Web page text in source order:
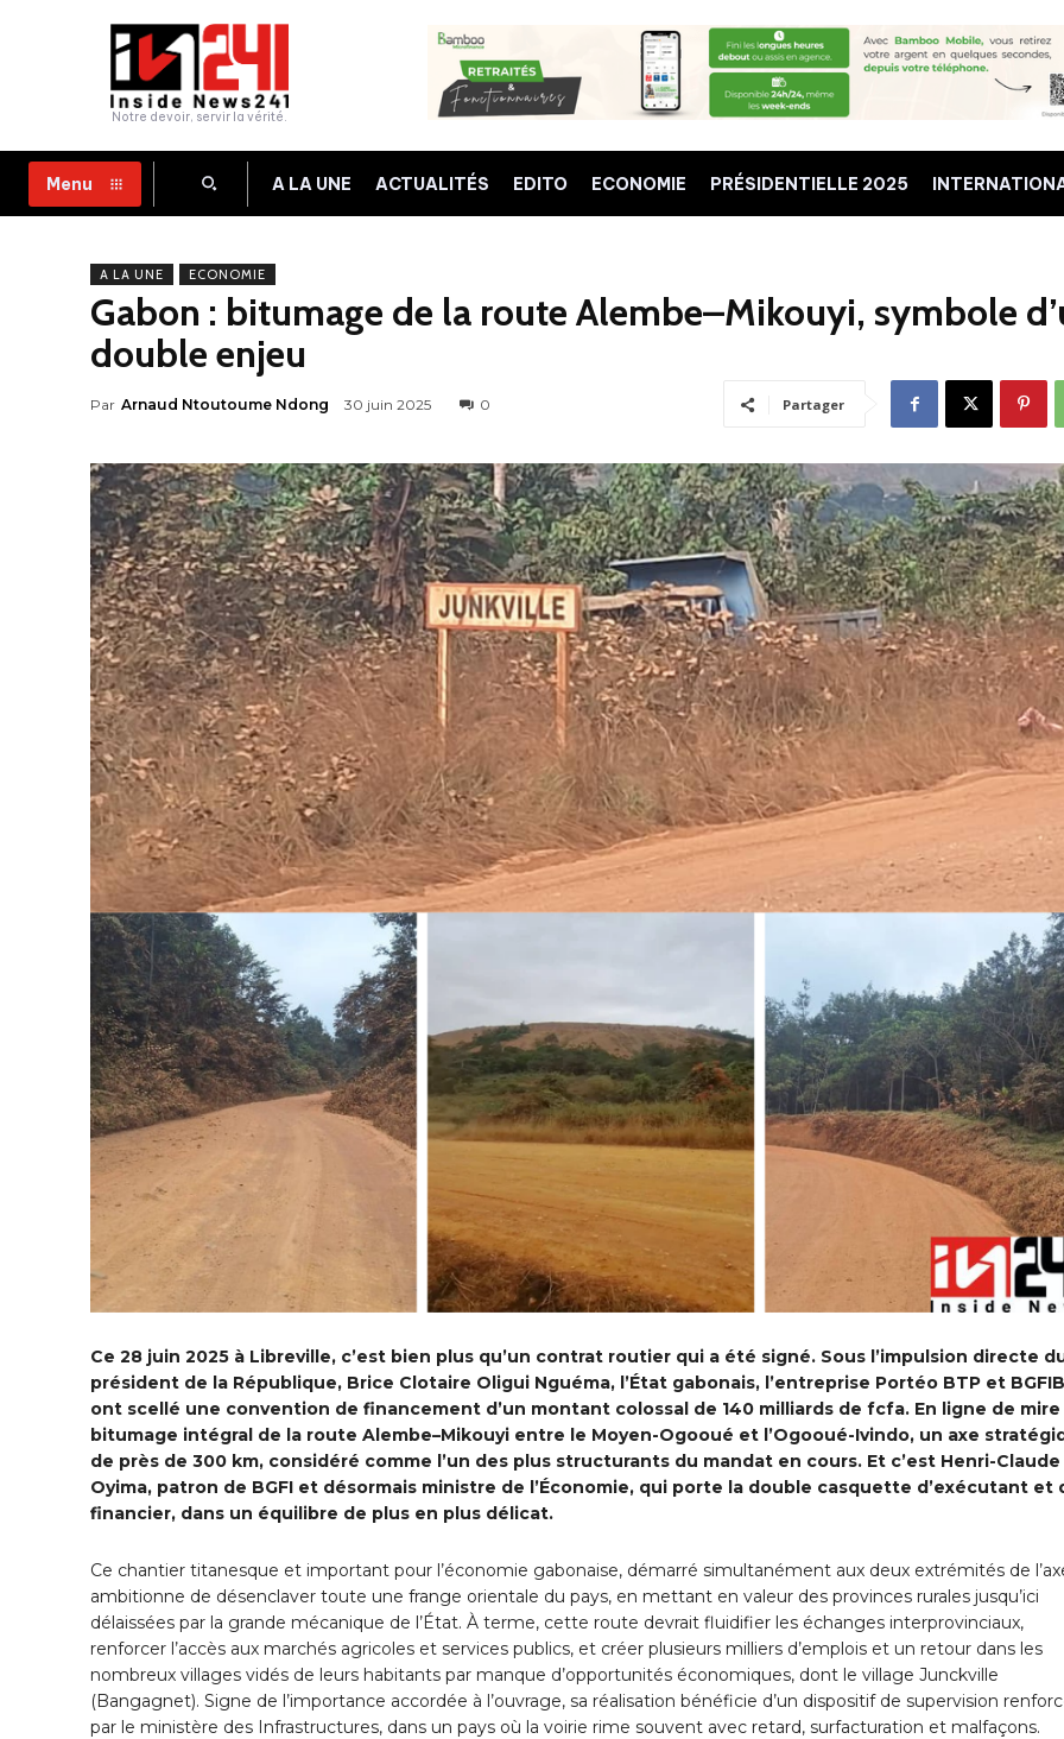
Notre devoir, servir la vérité.
Menu A LA UNE ACTUALITÉS EDITO ECONOMIE PRÉSIDENTIELLE 2025
A LA UNE ECONOMIE
Gabon : bitumage de la route Alembe–Mikouyi, symbole
double enjeu
Par Arnaud Ntoutoume Ndong 30 juin 2025 0 Partager
Ce 28 juin 2025 à Libreville, c’est bien plus qu’un contrat routier qui a été signé. Sous l’impulsion directe
président de la République, Brice Clotaire Oligui Nguéma, l’État gabonais, l’entreprise Portéo BTP et
ont scellé une convention de financement d’un montant colossal de 140 milliards de fcfa. En ligne de mire
bitumage intégral de la route Alembe–Mikouyi entre le Moyen-Ogooué et l’Ogooué-Ivindo, un axe
de près de 300 km, considéré comme l’un des plus structurants du mandat en cours. Et c’est Henri-Claude
Oyima, patron de BGFI et désormais ministre de l’Économie, qui porte la double casquette d’exécutant et
financier, dans un équilibre de plus en plus délicat.
Ce chantier titanesque et important pour l’économie gabonaise, démarré simultanément aux deux extrémités de
ambitionne de désenclaver toute une frange orientale du pays, en mettant en valeur des provinces rurales jusqu’ici
délaissées par la grande mécanique de l’État. À terme, cette route devrait fluidifier les échanges interprovinciaux,
renforcer l’accès aux marchés agricoles et services publics, et créer plusieurs milliers d’emplois et un retour dans les
nombreux villages vidés de leurs habitants par manque d’opportunités économiques, dont le village Junckville
(Bangagnet). Signe de l’importance accordée à l’ouvrage, sa réalisation bénéficie d’un dispositif de supervision
par le ministère des Infrastructures, dans un pays où la voirie rime souvent avec retard, surfacturation et malfaçons.